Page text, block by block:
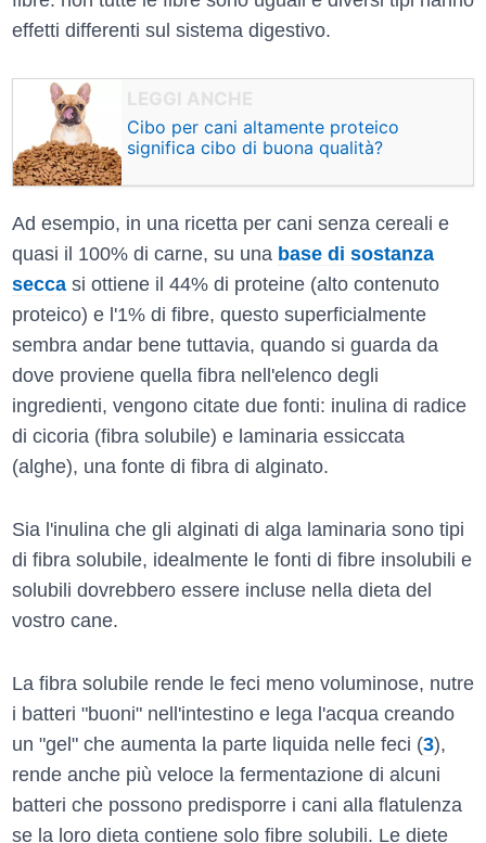
effetti differenti sul sistema digestivo.
Cibo per cani altamente proteico
significa cibo di buona qualità?
Ad esempio, in una ricetta per cani senza cereali e
quasi il 100% di carne, su una base di sostanza
secca si ottiene il 44% di proteine (alto contenuto
proteico) e l'1% di fibre, questo superficialmente
sembra andar bene tuttavia, quando si guarda da
dove proviene quella fibra nell'elenco degli
ingredienti, vengono citate due fonti: inulina di radice
di cicoria (fibra solubile) e laminaria essiccata
(alghe), una fonte di fibra di alginato.
Sia l'inulina che gli alginati di alga laminaria sono tipi
di fibra solubile, idealmente le fonti di fibre insolubili e
solubili dovrebbero essere incluse nella dieta del
vostro cane.
La fibra solubile rende le feci meno voluminose, nutre
i batteri "buoni" nell'intestino e lega l'acqua creando
un "gel" che aumenta la parte liquida nelle feci (3),
rende anche più veloce la fermentazione di alcuni
batteri che possono predisporre i cani alla flatulenza
se la loro dieta contiene solo fibre solubili. Le diete